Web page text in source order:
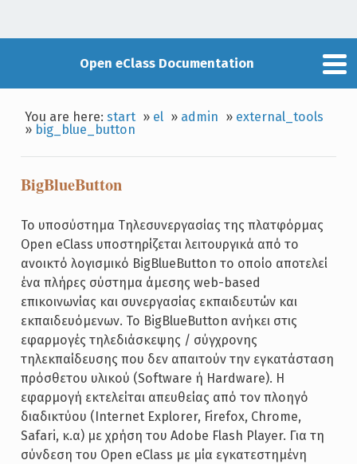
Open eClass Documentation
You are here:start » el » admin » external_tools
» big_blue_button
BigBlueButton
Το υποσύστημα Τηλεσυνεργασίας της πλατφόρμας
Open eClass υποστηρίζεται λειτουργικά από το
ανοικτό λογισμικό BigBlueButton το οποίο αποτελεί
ένα πλήρες σύστημα άμεσης web-based
επικοινωνίας και συνεργασίας εκπαιδευτών και
εκπαιδευόμενων. Το BigBlueButton ανήκει στις
εφαρμογές τηλεδιάσκεψης / σύγχρονης
τηλεκπαίδευσης που δεν απαιτούν την εγκατάσταση
πρόσθετου υλικού (Software ή Hardware). Η
εφαρμογή εκτελείται απευθείας από τον πλοηγό
διαδικτύου (Internet Explorer, Firefox, Chrome,
Safari, κ.α) με χρήση του Adobe Flash Player. Για τη
σύνδεση του Open eClass με μία εγκατεστημένη